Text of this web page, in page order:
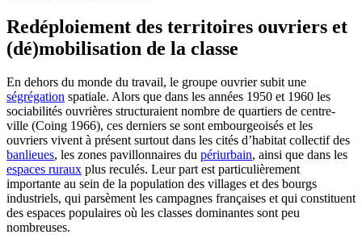
Redéploiement des territoires ouvriers et
(dé)mobilisation de la classe
En dehors du monde du travail, le groupe ouvrier subit une
ségrégation spatiale. Alors que dans les années 1950 et 1960 les
sociabilités ouvrières structuraient nombre de quartiers de centre-
ville (Coing 1966), ces derniers se sont embourgeoisés et les
ouvriers vivent à présent surtout dans les cités d’habitat collectif des
banlieues, les zones pavillonnaires du périurbain, ainsi que dans les
espaces ruraux plus reculés. Leur part est particulièrement
importante au sein de la population des villages et des bourgs
industriels, qui parsèment les campagnes françaises et qui constituent
des espaces populaires où les classes dominantes sont peu
nombreuses.